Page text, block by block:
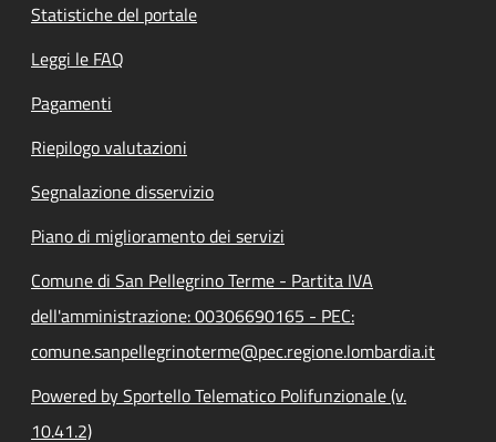
Statistiche del portale
Leggi le FAQ
Pagamenti
Riepilogo valutazioni
Segnalazione disservizio
Piano di miglioramento dei servizi
Comune di San Pellegrino Terme - Partita IVA
dell'amministrazione: 00306690165 - PEC:
comune.sanpellegrinoterme@pec.regione.lombardia.it
Powered by Sportello Telematico Polifunzionale (v.
10.41.2)